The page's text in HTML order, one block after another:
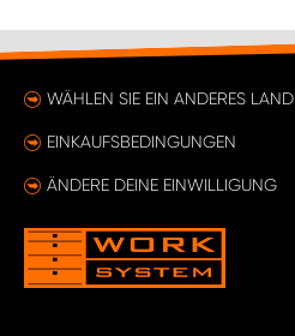
WÄHLEN SIE EIN ANDERES LAND
EINKAUFSBEDINGUNGEN
ÄNDERE DEINE EINWILLIGUNG